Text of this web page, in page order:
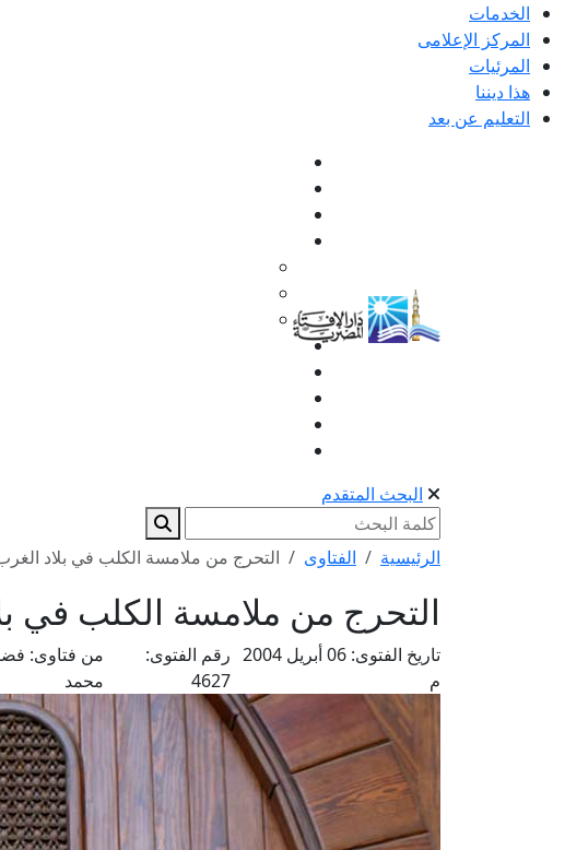
الخدمات
المركز الإعلامى
المرئيات
هذا ديننا
التعليم عن بعد
البحث المتقدم
الرئيسية الفتاوى التحرج من ملامسة الكلب في بلاد
التحرج من ملامسة الكلب في
تاريخ الفتوى:
06 أبريل 2004
م
رقم الفتوى:
4627
من فتاوى:
محمد